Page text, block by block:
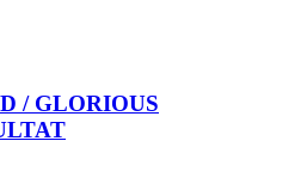
/ GLORIOUS